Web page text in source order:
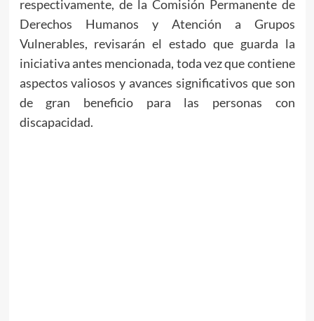
respectivamente, de la Comisión Permanente de
Derechos Humanos y Atención a Grupos
Vulnerables, revisarán el estado que guarda la
iniciativa antes mencionada, toda vez que contiene
aspectos valiosos y avances significativos que son
de gran beneficio para las personas con
discapacidad.